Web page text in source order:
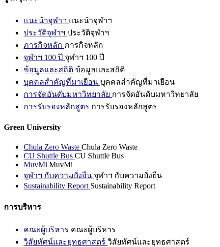
แนะนำจุฬาฯ แนะนำจุฬาฯ
ประวัติจุฬาฯ ประวัติจุฬาฯ
ภารกิจหลัก ภารกิจหลัก
จุฬาฯ 100 ปี จุฬาฯ 100 ปี
ข้อมูลและสถิติ ข้อมูลและสถิติ
บุคคลสำคัญที่มาเยือน บุคคลสำคัญที่มาเยือน
การจัดอันดับมหาวิทยาลัย การจัดอันดับมหาวิทยาลัย
การรับรองหลักสูตร การรับรองหลักสูตร
Green University
Chula Zero Waste Chula Zero Waste
CU Shuttle Bus CU Shuttle Bus
MuvMi MuvMi
จุฬาฯ กับความยั่งยืน จุฬาฯ กับความยั่งยืน
Sustainability Report Sustainability Report
การบริหาร
คณะผู้บริหาร คณะผู้บริหาร
วิสัยทัศน์และยุทธศาสตร์ วิสัยทัศน์และยุทธศาสตร์